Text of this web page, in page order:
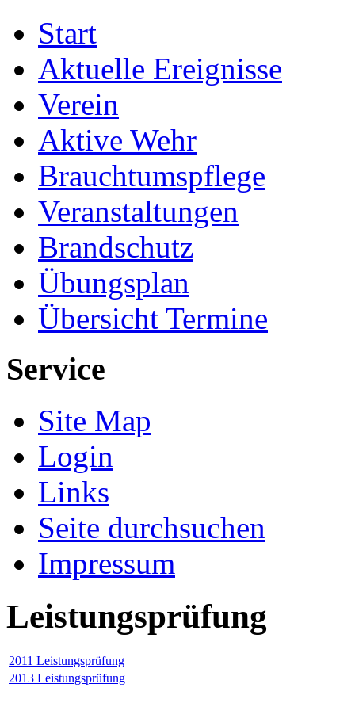
Start
Aktuelle Ereignisse
Verein
Aktive Wehr
Brauchtumspflege
Veranstaltungen
Brandschutz
Übungsplan
Übersicht Termine
Service
Site Map
Login
Links
Seite durchsuchen
Impressum
Leistungsprüfung
2011 Leistungsprüfung
2013 Leistungsprüfung